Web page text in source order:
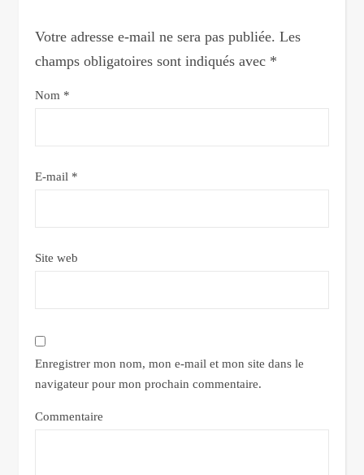
Votre adresse e-mail ne sera pas publiée. Les
champs obligatoires sont indiqués avec *
Nom *
E-mail *
Site web
Enregistrer mon nom, mon e-mail et mon site dans le
navigateur pour mon prochain commentaire.
Commentaire